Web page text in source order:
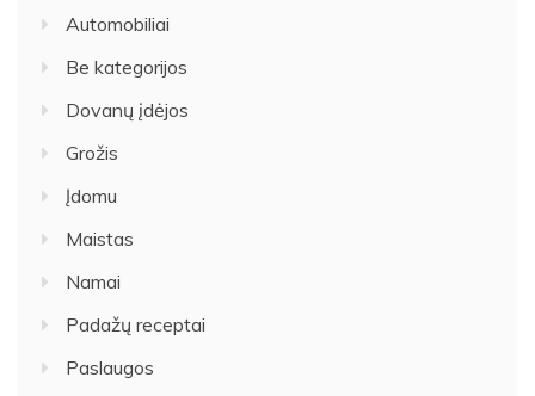
Automobiliai
Be kategorijos
Dovanų įdėjos
Grožis
Įdomu
Maistas
Namai
Padažų receptai
Paslaugos